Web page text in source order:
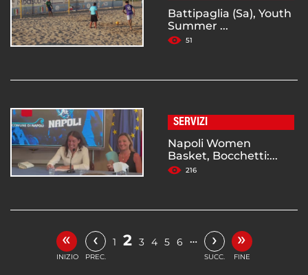
Battipaglia (Sa), Youth
Summer ...
51
SERVIZI
Napoli Women
Basket, Bocchetti:...
216
«
INIZIO
‹
PREC.
1 2 3 4 5 6 … ›
SUCC.
»
FINE